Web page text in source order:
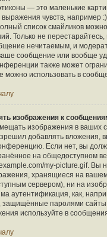
— это маленькие
чувств, например
список смайликов
Только не перестарайтесь,
нечитаемым, и
сообщение или вообще
также может
можно использовать в
изображения к
изображения в ваших
добавлять вложения,
Если нет, вы
на общедоступном
my-picture.gif. Вы
хранящиеся на
сервером), ни на
аутентификация, как,
защищённые паролями сайты
используйте в